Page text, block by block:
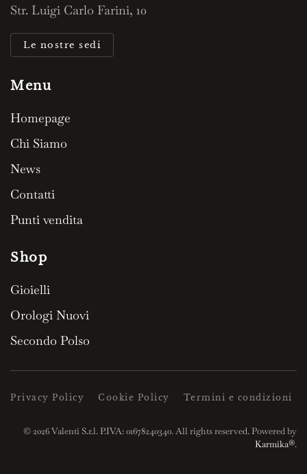
Str. Luigi Carlo Farini, 10
Le nostre sedi
Menu
Homepage
Chi Siamo
News
Contatti
Punti vendita
Shop
Gioielli
Orologi Nuovi
Secondo Polso
Privacy Policy Cookie Policy Termini e condizioni
©2026Valenti S.r.l. P.IVA: 01678240340. All rights reserved. Powered by
Karmika®.